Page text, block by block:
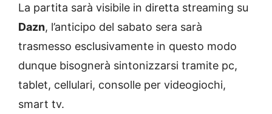
La partita sarà visibile in diretta streaming su
Dazn, l’anticipo del sabato sera sarà
trasmesso esclusivamente in questo modo
dunque bisognerà sintonizzarsi tramite pc,
tablet, cellulari, consolle per videogiochi,
smart tv.